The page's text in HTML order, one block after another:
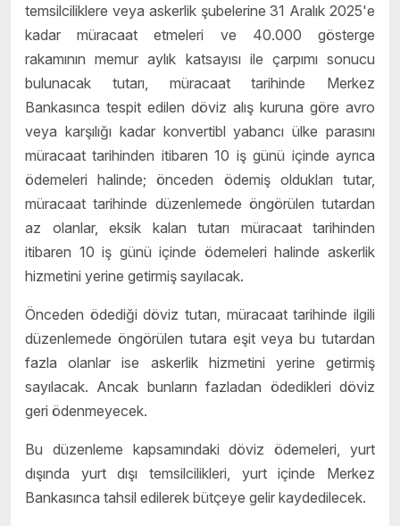
temsilciliklere veya askerlik şubelerine 31 Aralık 2025'e
kadar müracaat etmeleri ve 40.000 gösterge
rakamının memur aylık katsayısı ile çarpımı sonucu
bulunacak tutarı, müracaat tarihinde Merkez
Bankasınca tespit edilen döviz alış kuruna göre avro
veya karşılığı kadar konvertibl yabancı ülke parasını
müracaat tarihinden itibaren 10 iş günü içinde ayrıca
ödemeleri halinde; önceden ödemiş oldukları tutar,
müracaat tarihinde düzenlemede öngörülen tutardan
az olanlar, eksik kalan tutarı müracaat tarihinden
itibaren 10 iş günü içinde ödemeleri halinde askerlik
hizmetini yerine getirmiş sayılacak.
Önceden ödediği döviz tutarı, müracaat tarihinde ilgili
düzenlemede öngörülen tutara eşit veya bu tutardan
fazla olanlar ise askerlik hizmetini yerine getirmiş
sayılacak. Ancak bunların fazladan ödedikleri döviz
geri ödenmeyecek.
Bu düzenleme kapsamındaki döviz ödemeleri, yurt
dışında yurt dışı temsilcilikleri, yurt içinde Merkez
Bankasınca tahsil edilerek bütçeye gelir kaydedilecek.